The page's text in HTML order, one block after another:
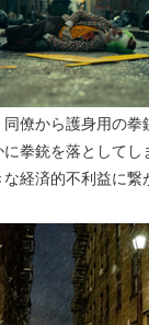
同僚から護身用の
に拳銃を落として
経済的不利益に繋